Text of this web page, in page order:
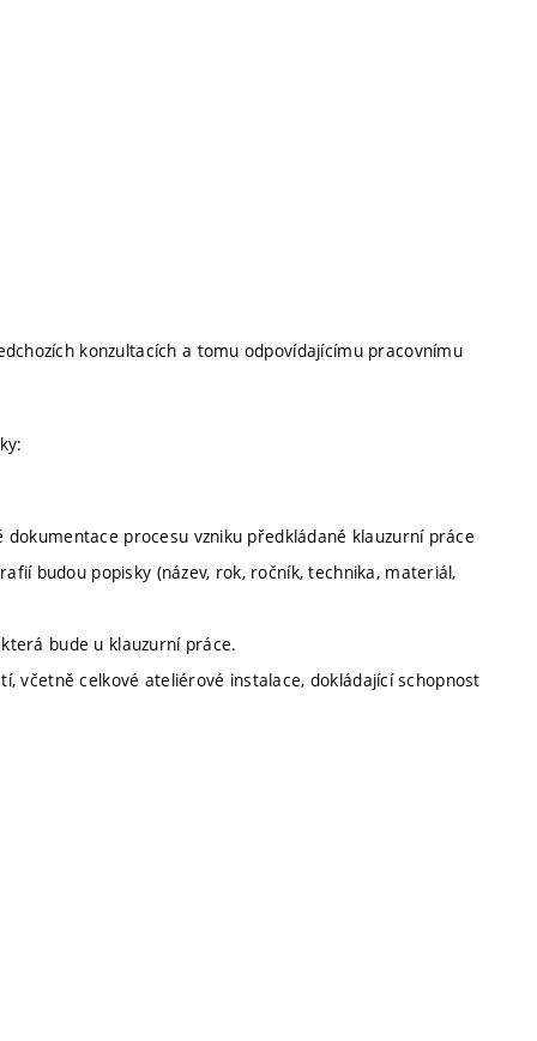
konzultacích a tomu odpovídajícímu pracovnímu
procesu vzniku předkládané klauzurní práce
budou popisky (název, rok, ročník, technika, materiál,
bude u klauzurní práce.
včetně celkové ateliérové instalace, dokládající schopnost